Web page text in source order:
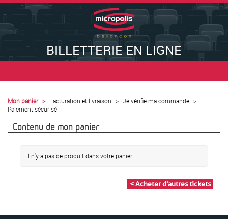
BILLETTERIE EN LIGNE
Mon panier Facturation et livraison
Je vérifie ma commande
Paiement sécurisé
Contenu de mon panier
Il n'y a pas de produit dans votre panier.
< Acheter d'autres tickets